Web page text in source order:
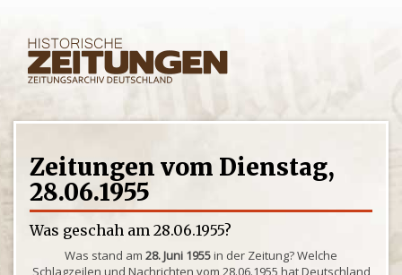
Zeitungen vom Dienstag,
28.06.1955
Was geschah am 28.06.1955?
Was stand am 28. Juni 1955in der Zeitung? Welche
Schlagzeilen und Nachrichten vom 28.06.1955 hat Deutschland